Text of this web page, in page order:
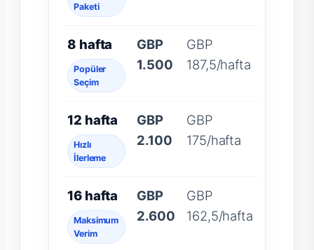
Paketi
8 hafta
Popüler
Seçim
GBP
1.500
GBP
187,5/hafta
12 hafta
Hızlı
İlerleme
GBP
2.100
GBP
175/hafta
16 hafta
Maksimum
Verim
GBP
2.600
GBP
162,5/hafta